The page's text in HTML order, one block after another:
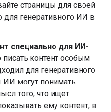
страницы для своей
для генеративного ИИ в
специально для ИИ-
контент особым
для генеративного
могут понимать
того, что ищет
ему контент, в